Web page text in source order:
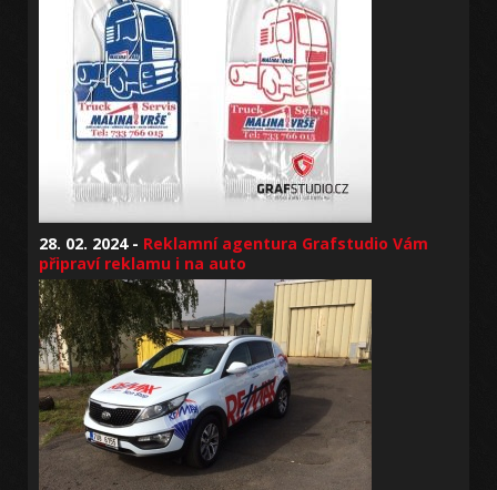
28. 02. 2024 - Reklamní agentura Grafstudio Vám
připraví reklamu i na auto